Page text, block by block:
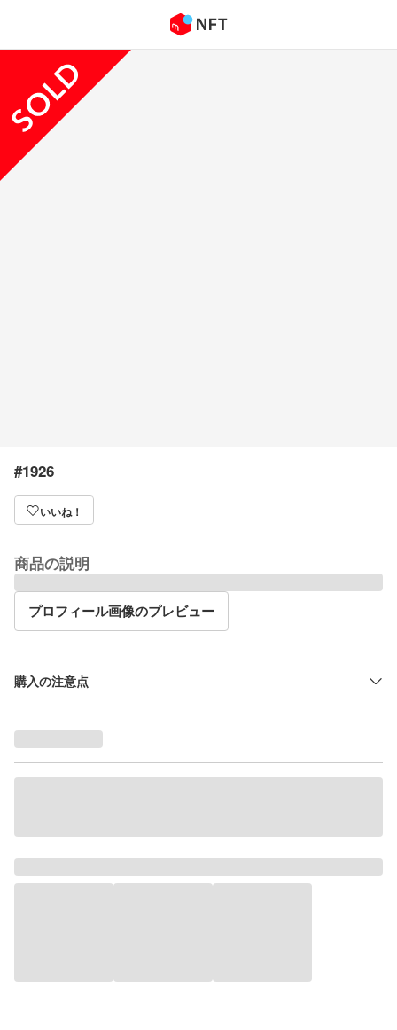
#1926
いいね！
商品の説明
プロフィール画像のプレビュー
購入の注意点